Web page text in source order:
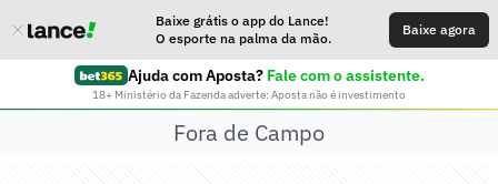
Baixe grátis o app do Lance!
O esporte na palma da mão.
Baixe agora
Ajuda com Aposta? Fale com o assistente.
18+ Ministério da Fazenda adverte: Aposta não é investimento
Fora de Campo